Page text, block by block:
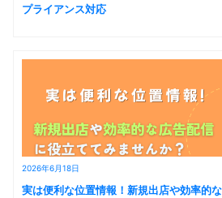
プライアンス対応
2026年6月18日
実は便利な位置情報！新規出店や効率的